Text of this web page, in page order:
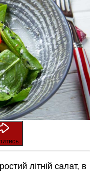
літній салат, в